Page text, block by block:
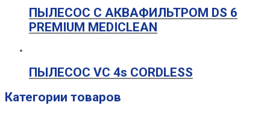
ПЫЛЕСОС С АКВАФИЛЬТРОМ DS 6
PREMIUM MEDICLEAN
ПЫЛЕСОС VC 4s CORDLESS
Категории товаров